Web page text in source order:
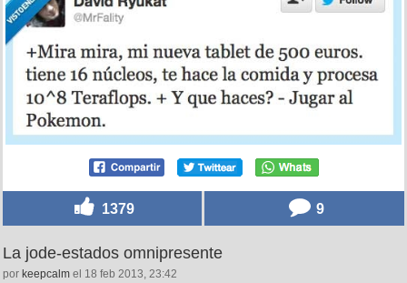
1379 9
La jode-estados omnipresente
por keepcalm el 18 feb 2013, 23:42